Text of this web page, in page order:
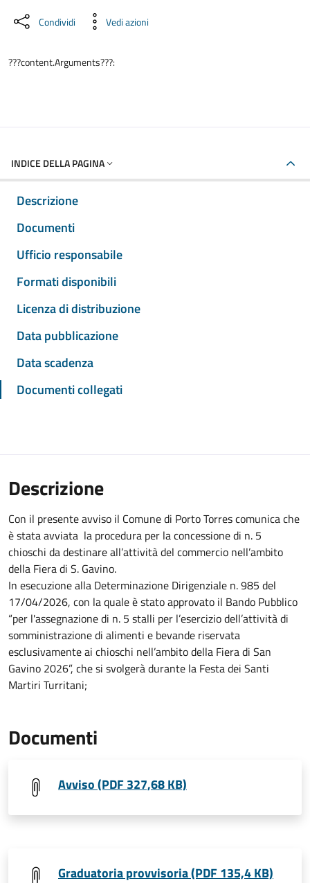
Condividi Vedi azioni
???content.Arguments???:
INDICE DELLA PAGINA
Descrizione
Documenti
Ufficio responsabile
Formati disponibili
Licenza di distribuzione
Data pubblicazione
Data scadenza
Documenti collegati
Descrizione
Con il presente avviso il Comune di Porto Torres comunica che
è stata avviata la procedura per la concessione di n. 5
chioschi da destinare all’attività del commercio nell’ambito
della Fiera di S. Gavino.
In esecuzione alla Determinazione Dirigenziale n. 985 del
17/04/2026, con la quale è stato approvato il Bando Pubblico
“per l'assegnazione di n. 5 stalli per l’esercizio dell’attività di
somministrazione di alimenti e bevande riservata
esclusivamente ai chioschi nell’ambito della Fiera di San
Gavino 2026”, che si svolgerà durante la Festa dei Santi
Martiri Turritani;
Documenti
Avviso (PDF 327,68 KB)
Graduatoria provvisoria (PDF 135,4 KB)